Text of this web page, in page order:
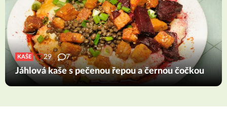
KAŠE 29 7
Jáhlová kaše s pečenou řepou a černou čočkou